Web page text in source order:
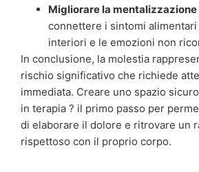
Migliorare la mentalizzazione
connettere i sintomi
interiori e le emozioni non
In conclusione, la molestia
rischio significativo che richiede
immediata. Creare uno spazio
in terapia ? il primo passo per
di elaborare il dolore e ritrovare un
rispettoso con il proprio corpo.